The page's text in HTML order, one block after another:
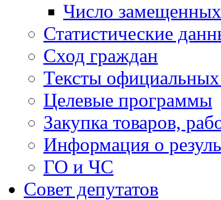
Число
Статистические
Сход граждан
Тексты
Целевые программы
Закупка товаров,
Информация о
ГО и ЧС
Совет депутатов